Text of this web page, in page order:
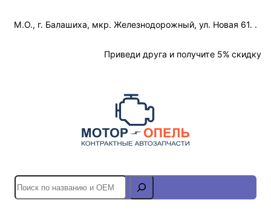
М.О., г. Балашиха, мкр. Железнодорожный, ул. Новая 61. .
Приведи друга и получите 5% скидку
S
e